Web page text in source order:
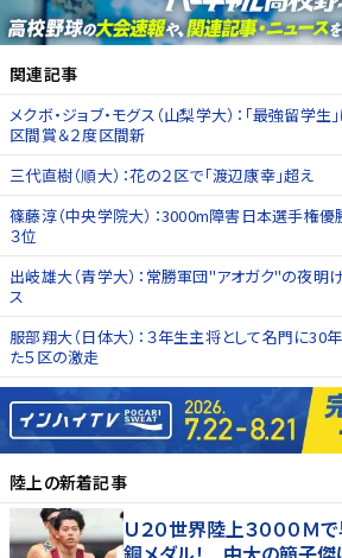
関連記事
メクボ・ジョブ・モグス（山梨学大）：「最強留学
区間賞＆２度区間新
三代直樹（順大）：花の２区で「渡辺康幸」超え
篠藤淳（中央学院大）：3000m障害日本選手権
３位
出岐雄大（青学大）：常勝軍団"アオガク"の夜明
ス
服部翔大（日体大）：３年生主将として名門に30
た５区の激走
陸上 の新着記事
Ｕ２０世界陸上３０００